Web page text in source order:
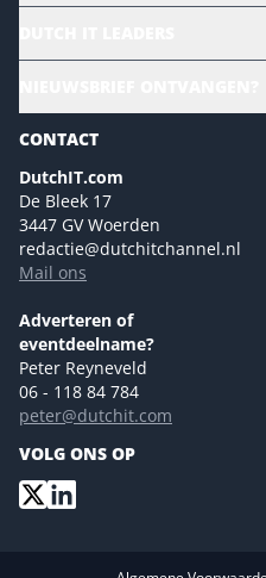
Sustainability | Green IT
Marketing- en contentmogelijkheden
Events- en sponsormogelijkheden
Ons team
Colofon
Tip de redactie
Versturen
CONTACT
DutchIT.com
De Bleek 17
3447 GV Woerden
redactie@dutchitchannel.nl
Mail ons
Adverteren of
eventdeelname?
Peter Reyneveld
06 - 118 84 784
peter@dutchit.com
VOLG ONS OP